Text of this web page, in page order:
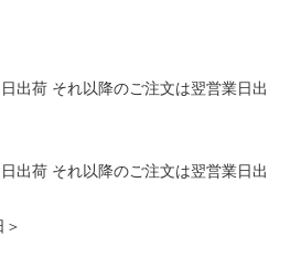
出荷 それ以降のご注文は翌営業日出
出荷 それ以降のご注文は翌営業日出